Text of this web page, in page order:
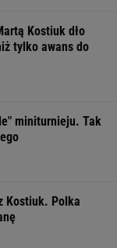
Kostiuk dło
tylko awans do
miniturnieju. Tak
Kostiuk. Polka